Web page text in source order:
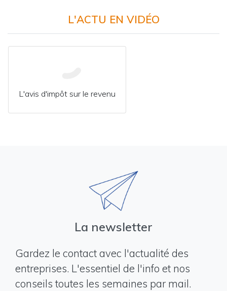
L'ACTU EN VIDÉO
L'avis d'impôt sur le revenu
La newsletter
Gardez le contact avec l'actualité des
entreprises. L'essentiel de l'info et nos
conseils toutes les semaines par mail.